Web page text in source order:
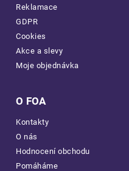
Reklamace
GDPR
Cookies
Akce a slevy
Moje objednávka
O FOA
Kontakty
O nás
Hodnocení obchodu
Pomáháme